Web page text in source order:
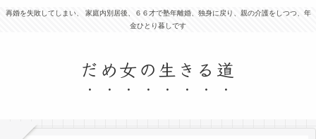
再婚を失敗してしまい、 家庭内別居後、６６才で塾年離婚、独身に戻り、親の介護をしつつ、年
金ひとり暮しです
だめ女の生きる道